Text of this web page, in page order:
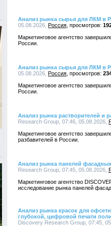
Анализ рынка сырья для ЛКМ в
05.08.2026, Россия
Маркетинговое агентство
России.
Анализ рынка сырья для ЛКМ в
05.08.2026, Россия
Маркетинговое агентство
России.
Анализ рынка растворителей и
Research Group, 07:46, 05.08.2026,
Маркетинговое агентство
разбавителей в России.
Анализ рынка панелей
Research Group, 07:45, 05.08.2026,
Маркетинговое агентство
исследование рынка панелей
Анализ рынка красок для
глубокой, цифровой печати
Discovery Research Group, 07:45,